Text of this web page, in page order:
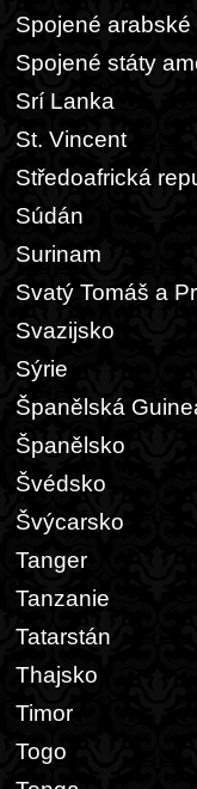
Spojené arabské
Spojené státy
Srí Lanka
St. Vincent
Středoafrická
Súdán
Surinam
Svatý Tomáš a
Svazijsko
Sýrie
Španělská
Španělsko
Švédsko
Švýcarsko
Tanger
Tanzanie
Tatarstán
Thajsko
Timor
Togo